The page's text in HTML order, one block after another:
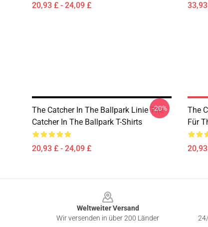
20,93 £ - 24,09 £
The Catcher In The Ballpark Linie The
Catcher In The Ballpark T-Shirts
20,93 £ - 24,09 £
-20%
The
Für
Weltweiter Versand
Wir versenden in über 200 Länder